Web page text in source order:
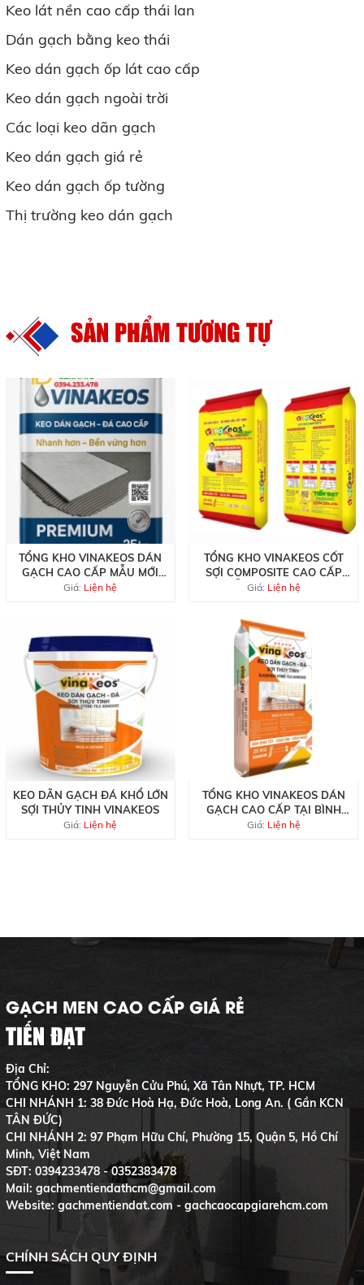
Keo lát nền cao cấp thái lan
Dán gạch bằng keo thái
Keo dán gạch ốp lát cao cấp
Keo dán gạch ngoài trời
Các loại keo dãn gạch
Keo dán gạch giá rẻ
Keo dán gạch ốp tường
Thị trường keo dán gạch
SẢN PHẨM TƯƠNG TỰ
TỔNG KHO VINAKEOS DÁN
GẠCH CAO CẤP MẪU MỚI
NHẤT
Giá: Liện hệ
TỔNG KHO VINAKEOS CỐT
SỢI COMPOSITE CAO CẤP
MẪU MỚI TẠI HCM
Giá: Liện hệ
KEO DÃN GẠCH ĐÁ KHỔ LỚN
SỢI THỦY TINH VINAKEOS
Giá: Liện hệ
TỔNG KHO VINAKEOS DÁN
GẠCH CAO CẤP TẠI BÌNH
CHÁNH
Giá: Liện hệ
GẠCH MEN CAO CẤP GIÁ RẺ
TIẾN ĐẠT
Địa Chỉ:
TỔNG KHO: 297 Nguyễn Cửu Phú, Xã Tân Nhựt, TP. HCM
CHI NHÁNH 1: 38 Đức Hoà Hạ, Đức Hoà, Long An. ( Gần KCN
TÂN ĐỨC)
CHI NHÁNH 2: 97 Phạm Hữu Chí, Phường 15, Quận 5, Hồ Chí
Minh, Việt Nam
SĐT: 0394233478 - 0352383478
Mail: gachmentiendathcm@gmail.com
Website: gachmentiendat.com - gachcaocapgiarehcm.com
CHÍNH SÁCH QUY ĐỊNH